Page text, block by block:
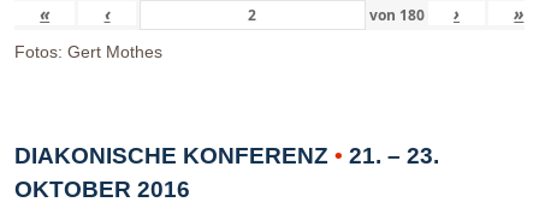
« ‹ von 180 › »
Fotos: Gert Mothes
DIAKONISCHE KONFERENZ • 21. – 23.
OKTOBER 2016